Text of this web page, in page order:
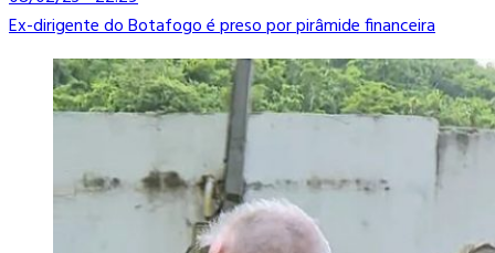
Ex-dirigente do Botafogo é preso por pirâmide financeira